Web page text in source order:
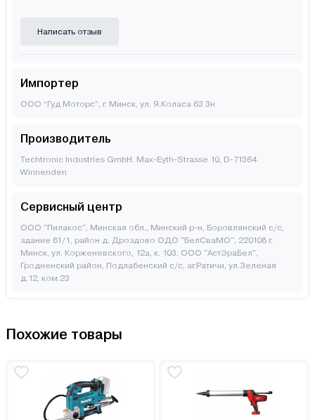
Написать отзыв
Импортер
ООО “Гуд Моторс”, г. Минск, ул. Я.Коласа 63 3н
Производитель
Techtronic Industries GmbH. Max-Eyth-Strasse 10, D-71364
Winnenden
Сервисный центр
ООО "Пилакос", Минская обл., Минский р-н, Боровлянский с/с,
здание 81/1, район д. Дроздово ОДО "БелСваМО", 220108 г.
Минск, ул. Корженевского, 12а, к. 103. ООО "АстЭраБел",
Гродненский район, Подлабенский с/с, аг.Ратичи, ул.Зеленая
д.12, ком.23
Похожие товары